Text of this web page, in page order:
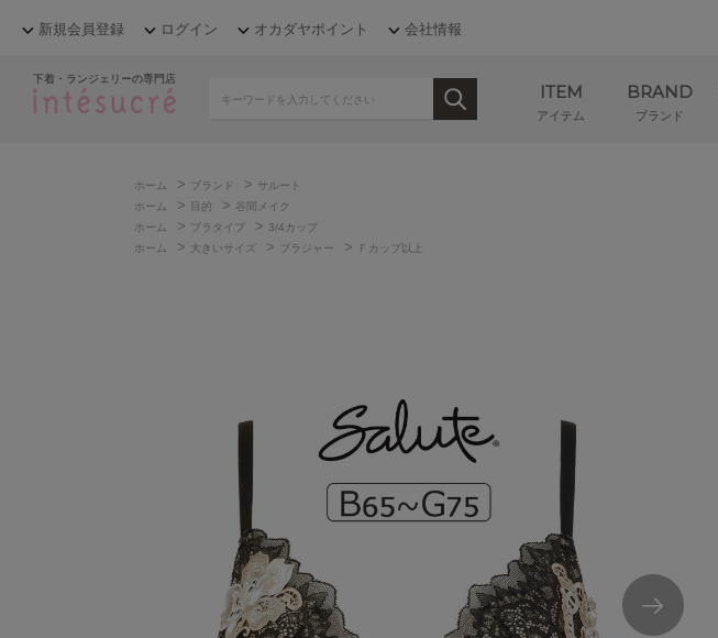
新規会員登録 ログイン オカダヤポイント 会社情報
下着・ランジェリーの専門店
ITEM
アイテム
BRAND
ブランド
ホーム > ブランド > サルート
ホーム
> 目的 > 谷間メイク
ホーム
> ブラタイプ > 3/4カップ
ホーム
> 大きいサイズ > ブラジャー > Ｆカップ以上